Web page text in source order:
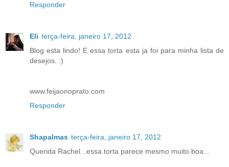
Responder
Eli terça-feira, janeiro 17, 2012
Blog esta lindo! E essa torta esta ja foi para minha lista de
desejos. :)
www.feijaonoprato.com
Responder
Shapalmas terça-feira, janeiro 17, 2012
Querida Rachel...essa torta parece mesmo muito boa...